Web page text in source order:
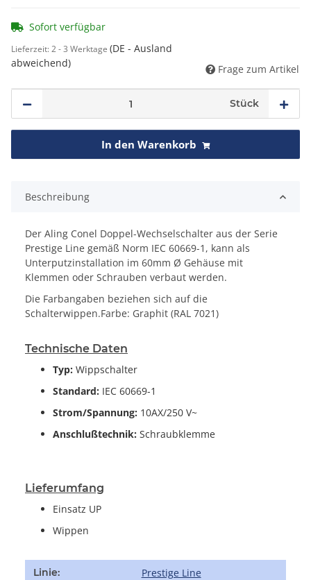
Sofort verfügbar
Lieferzeit: 2 - 3 Werktage (DE - Ausland
abweichend)
Frage zum Artikel
Stück
In den Warenkorb
Beschreibung
Der Aling Conel Doppel-Wechselschalter aus der Serie
Prestige Line gemäß Norm IEC 60669-1, kann als
Unterputzinstallation im 60mm Ø Gehäuse mit
Klemmen oder Schrauben verbaut werden.
Die Farbangaben beziehen sich auf die
Schalterwippen.Farbe: Graphit (RAL 7021)
Technische Daten
Typ: Wippschalter
Standard: IEC 60669-1
Strom/Spannung: 10AX/250 V~
Anschlußtechnik: Schraubklemme
Lieferumfang
Einsatz UP
Wippen
Produkteigenschaft
Wert
Linie: Prestige Line